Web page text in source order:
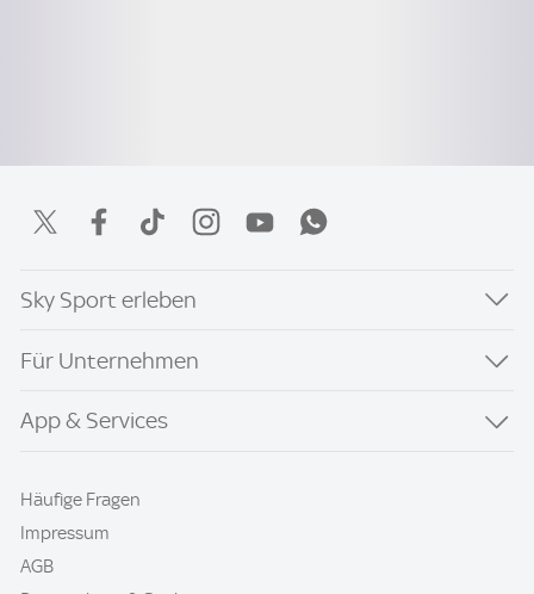
Sky Sport erleben
Für Unternehmen
App & Services
Häufige Fragen
Impressum
AGB